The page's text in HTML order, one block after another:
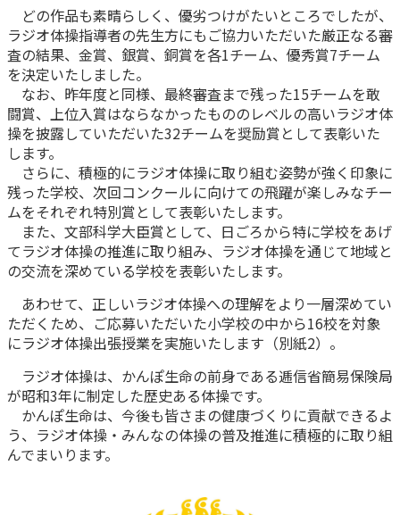
お手続き一覧
きっかけ・できごとから探す
マイページでできること
新規登録
ログイン
ご契約内容の確認
お客さまに関する情報等の確認の取り組み
各種サービス・お知らせ
養老保険
定期保険
学資保険
長寿支援保険
お見積りシミュレーション
資料請求
保険の探し方のポイント
保険かんたん診断
これからのライフイベントでかかる費用とは？
ご契約手続きの流れ
保険料のお払込方法
目的から探す
お役立ち情報
かんぽ生命の団体取扱い
法人向け資料請求
お問い合わせ先
かんぽのLifeサポートナビ
保険
医療
お金
子育て
ライフプラン
健康情報
かんぽ生命について
ご挨拶
経営理念・経営戦略
会社概要
財務情報
株主・投資家のみなさまへ
採用情報
CM・オウンドメディア／ソーシャルメディア
かんぽブランド
よくあるご質問
お問い合わせ
サステナビリティ
株主・投資家のみなさまへ
採用情報
English
どの作品も素晴らしく、優劣つけがたいところでしたが、
ラジオ体操指導者の先生方にもご協力いただいた厳正なる審
査の結果、金賞、銀賞、銅賞を各1チーム、優秀賞7チーム
を決定いたしました。
なお、昨年度と同様、最終審査まで残った15チームを敢
闘賞、上位入賞はならなかったもののレベルの高いラジオ体
操を披露していただいた32チームを奨励賞として表彰いた
します。
さらに、積極的にラジオ体操に取り組む姿勢が強く印象に
残った学校、次回コンクールに向けての飛躍が楽しみなチー
ムをそれぞれ特別賞として表彰いたします。
また、文部科学大臣賞として、日ごろから特に学校をあげ
てラジオ体操の推進に取り組み、ラジオ体操を通じて地域と
の交流を深めている学校を表彰いたします。
あわせて、正しいラジオ体操への理解をより一層深めてい
ただくため、ご応募いただいた小学校の中から16校を対象
にラジオ体操出張授業を実施いたします（別紙2）。
ラジオ体操は、かんぽ生命の前身である逓信省簡易保険局
が昭和3年に制定した歴史ある体操です。
かんぽ生命は、今後も皆さまの健康づくりに貢献できるよ
う、ラジオ体操・みんなの体操の普及推進に積極的に取り組
んでまいります。